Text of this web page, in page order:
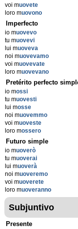
voi muovete
loro muovono
Imperfecto
io muovevo
tu muovevi
lui muoveva
noi muovevamo
voi muovevate
loro muovevano
Pretérito perfecto
io mossi
tu muovesti
lui mosse
noi muovemmo
voi muoveste
loro mossero
Futuro simple
io muoverò
tu muoverai
lui muoverà
noi muoveremo
voi muoverete
loro muoveranno
Subjuntivo
Presente